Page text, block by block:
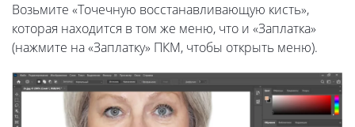
Возьмите «Точечную восстанавливающую кисть»,
которая находится в том же меню, что и «Заплатка»
(нажмите на «Заплатку» ПКМ, чтобы открыть меню).